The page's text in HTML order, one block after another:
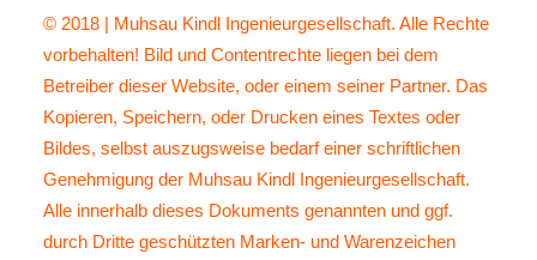
© 2018 | Muhsau Kindl Ingenieurgesellschaft. Alle Rechte
vorbehalten! Bild und Contentrechte liegen bei dem
Betreiber dieser Website, oder einem seiner Partner. Das
Kopieren, Speichern, oder Drucken eines Textes oder
Bildes, selbst auszugsweise bedarf einer schriftlichen
Genehmigung der Muhsau Kindl Ingenieurgesellschaft.
Alle innerhalb dieses Dokuments genannten und ggf.
durch Dritte geschützten Marken- und Warenzeichen